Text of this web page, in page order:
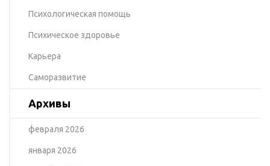
Психологическая помощь
Психическое здоровье
Карьера
Саморазвитие
Архивы
февраля 2026
января 2026